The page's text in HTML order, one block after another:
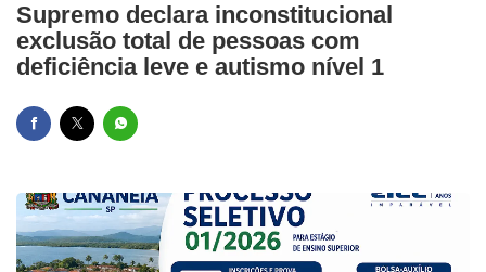
Supremo declara inconstitucional
exclusão total de pessoas com
deficiência leve e autismo nível 1